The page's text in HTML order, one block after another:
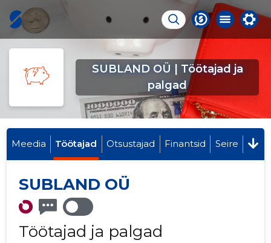
SUBLAND OÜ | Töötajad ja
palgad
Meedia Töötajad Otsustajad Finantsid Seire
SUBLAND OÜ
Töötajad ja palgad